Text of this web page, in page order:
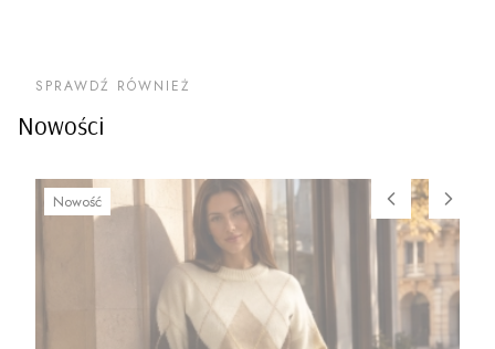
Nowości
SPRAWDŹ RÓWNIEŻ
Nowość